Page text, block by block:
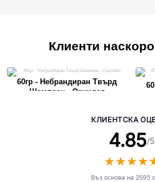
Клиенти
60гр - Небрандиран Твърд
Шампоан - Орхидея
КЛИЕНТСКА
4.85/5
★★★★
★★★★
Въз основа на 2595